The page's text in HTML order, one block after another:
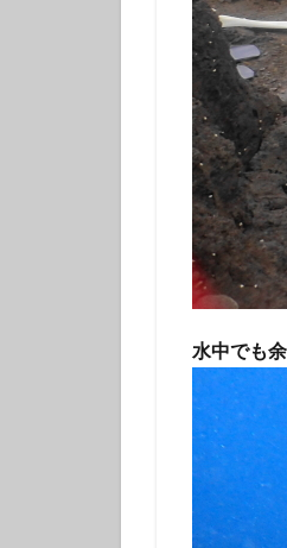
水中でも